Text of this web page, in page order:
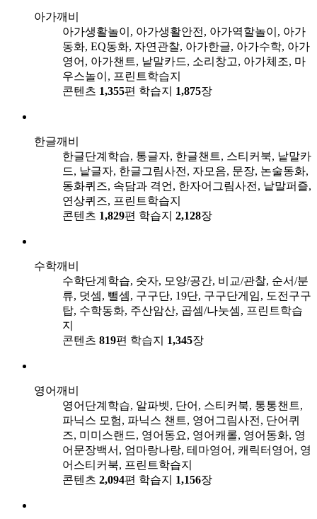
아가깨비
아가생활놀이, 아가생활안전, 아가역할놀이, 아가
동화, EQ동화, 자연관찰, 아가한글, 아가수학, 아가
영어, 아가챈트, 낱말카드, 소리창고, 아가체조, 마
우스놀이, 프린트학습지
콘텐츠 1,355편 학습지 1,875장
한글깨비
한글단계학습, 통글자, 한글챈트, 스티커북, 낱말카
드, 낱글자, 한글그림사전, 자모음, 문장, 논술동화,
동화퀴즈, 속담과 격언, 한자어그림사전, 낱말퍼즐,
연상퀴즈, 프린트학습지
콘텐츠 1,829편 학습지 2,128장
수학깨비
수학단계학습, 숫자, 모양/공간, 비교/관찰, 순서/분
류, 덧셈, 뺄셈, 구구단, 19단, 구구단게임, 도전구구
탑, 수학동화, 주산암산, 곱셈/나눗셈, 프린트학습
지
콘텐츠 819편 학습지 1,345장
영어깨비
영어단계학습, 알파벳, 단어, 스티커북, 통통챈트,
파닉스 모험, 파닉스 챈트, 영어그림사전, 단어퀴
즈, 미미스랜드, 영어동요, 영어캐롤, 영어동화, 영
어문장백서, 엄마랑나랑, 테마영어, 캐릭터영어, 영
어스티커북, 프린트학습지
콘텐츠 2,094편 학습지 1,156장